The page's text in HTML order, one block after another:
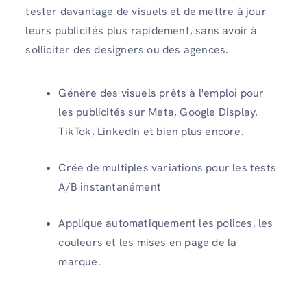
tester davantage de visuels et de mettre à jour
leurs publicités plus rapidement, sans avoir à
solliciter des designers ou des agences.
Génère des visuels prêts à l'emploi pour
les publicités sur Meta, Google Display,
TikTok, LinkedIn et bien plus encore.
Crée de multiples variations pour les tests
A/B instantanément
Applique automatiquement les polices, les
couleurs et les mises en page de la
marque.